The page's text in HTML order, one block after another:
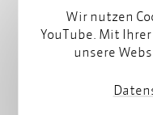
lassen, z.B. nach
3.
Wir nutzen
YouTube. Mit
unsere